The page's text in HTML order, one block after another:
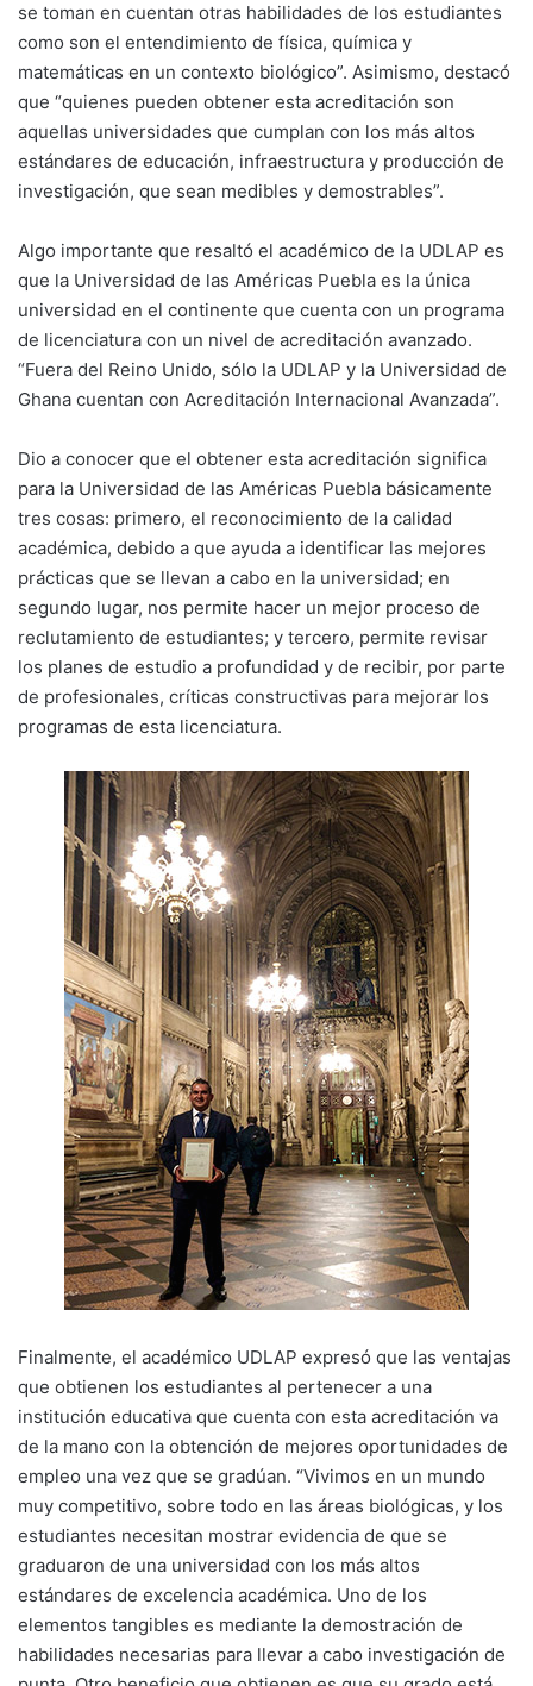
se toman en cuentan otras habilidades de los estudiantes
como son el entendimiento de física, química y
matemáticas en un contexto biológico”. Asimismo, destacó
que “quienes pueden obtener esta acreditación son
aquellas universidades que cumplan con los más altos
estándares de educación, infraestructura y producción de
investigación, que sean medibles y demostrables”.
Algo importante que resaltó el académico de la UDLAP es
que la Universidad de las Américas Puebla es la única
universidad en el continente que cuenta con un programa
de licenciatura con un nivel de acreditación avanzado.
“Fuera del Reino Unido, sólo la UDLAP y la Universidad de
Ghana cuentan con Acreditación Internacional Avanzada”.
Dio a conocer que el obtener esta acreditación significa
para la Universidad de las Américas Puebla básicamente
tres cosas: primero, el reconocimiento de la calidad
académica, debido a que ayuda a identificar las mejores
prácticas que se llevan a cabo en la universidad; en
segundo lugar, nos permite hacer un mejor proceso de
reclutamiento de estudiantes; y tercero, permite revisar
los planes de estudio a profundidad y de recibir, por parte
de profesionales, críticas constructivas para mejorar los
programas de esta licenciatura.
Finalmente, el académico UDLAP expresó que las ventajas
que obtienen los estudiantes al pertenecer a una
institución educativa que cuenta con esta acreditación va
de la mano con la obtención de mejores oportunidades de
empleo una vez que se gradúan. “Vivimos en un mundo
muy competitivo, sobre todo en las áreas biológicas, y los
estudiantes necesitan mostrar evidencia de que se
graduaron de una universidad con los más altos
estándares de excelencia académica. Uno de los
elementos tangibles es mediante la demostración de
habilidades necesarias para llevar a cabo investigación de